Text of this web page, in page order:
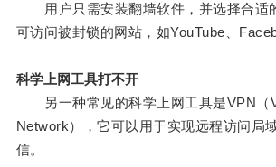
用户只需安装翻墙软件，并选择合适
可访问被封锁的网站，如YouTube、
科学上网工具打不开
另一种常见的科学上网工具是VPN（
Network），它可以用于实现远程访问局
信。